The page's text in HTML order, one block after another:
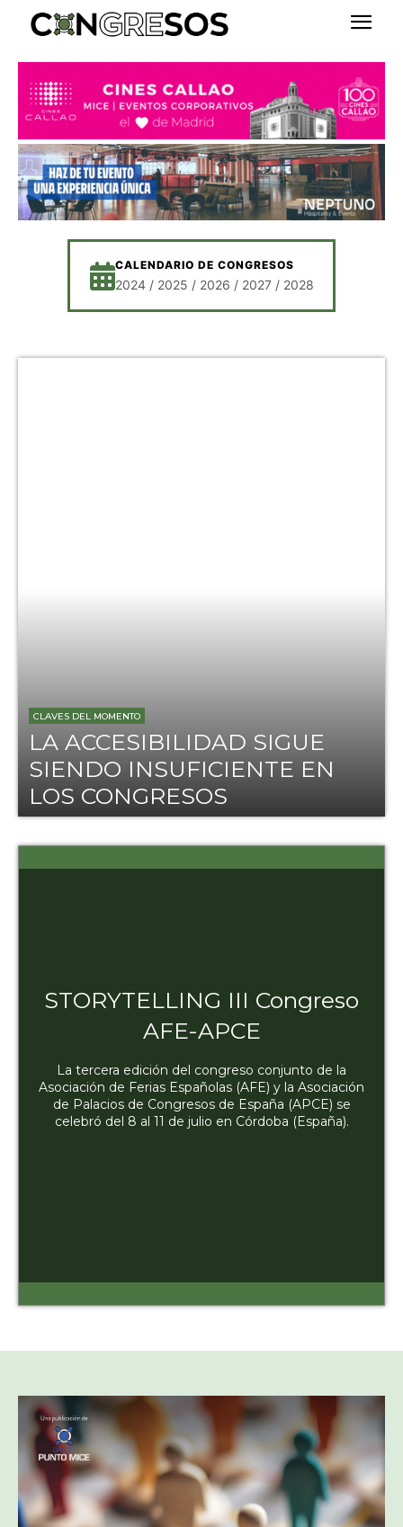
CALENDARIO DE CONGRESOS
2024 / 2025 / 2026 / 2027 / 2028
CLAVES DEL MOMENTO
LA ACCESIBILIDAD SIGUE
SIENDO INSUFICIENTE EN
LOS CONGRESOS
STORYTELLING III Congreso
AFE-APCE
La tercera edición del congreso conjunto de la
Asociación de Ferias Españolas (AFE) y la Asociación
de Palacios de Congresos de España (APCE) se
celebró del 8 al 11 de julio en Córdoba (España).